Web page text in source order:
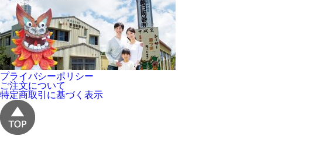
プライバシーポリシー
ご注文について
特定商取引に基づく表示